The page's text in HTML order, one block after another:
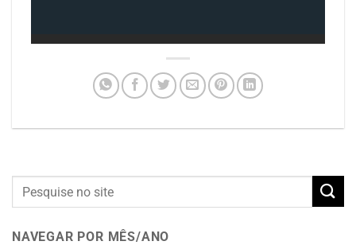
NAVEGAR POR MÊS/ANO